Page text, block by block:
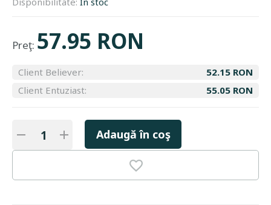
Preţ: 57.95 RON
Client Believer:
52.15 RON
Client Entuziast:
55.05 RON
Adaugă în coş